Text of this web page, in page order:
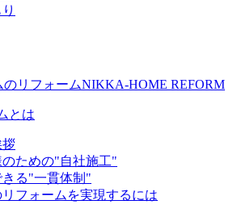
リフォームNIKKA-HOME REFORM
とは
拶
のための"自社施工"
る"一貫体制"
フォームを実現するには